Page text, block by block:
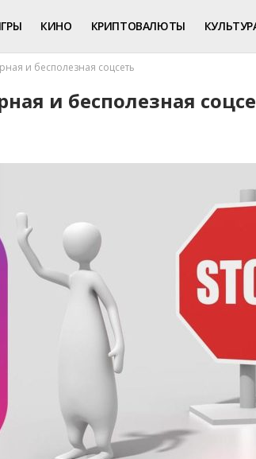
КИНО КРИПТОВАЛЮТЫ
и бесполезная соцсеть
и бесполезная